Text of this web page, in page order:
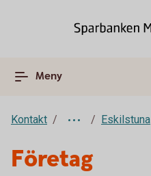
Meny
Kontakt Eskilstuna
Företag